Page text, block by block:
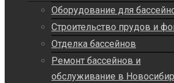
Оборудование для
Строительство прудов и
Отделка бассейнов
Ремонт бассейнов и
обслуживание в